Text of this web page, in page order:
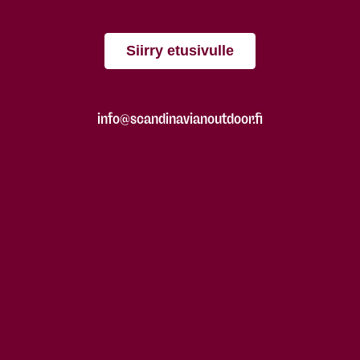
Siirry etusivulle
info@scandinavianoutdoor.fi